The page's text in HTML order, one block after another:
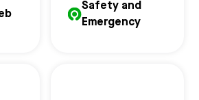
Safety and
Emergency